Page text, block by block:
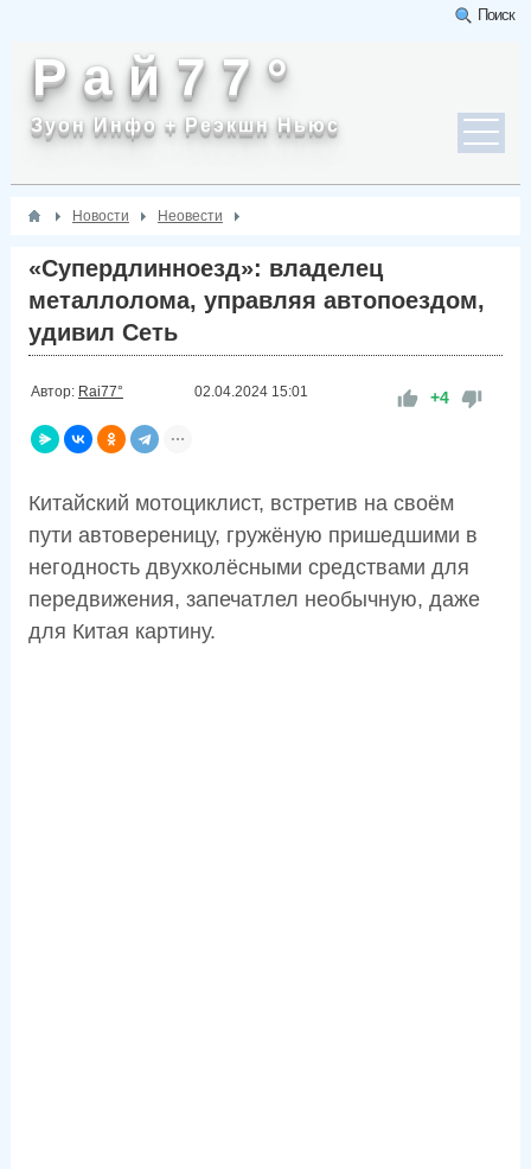
Поиск
Р а й 7 7 °
Зуон Инфо + Реэкшн Ньюс
Новости Неовести
«Супердлинноезд»: владелец
металлолома, управляя автопоездом,
удивил Сеть
Автор: Rai77° 02.04.2024 15:01 +4
Китайский мотоциклист, встретив на своём
пути автовереницу, гружёную пришедшими в
негодность двухколёсными средствами для
передвижения, запечатлел необычную, даже
для Китая картину.